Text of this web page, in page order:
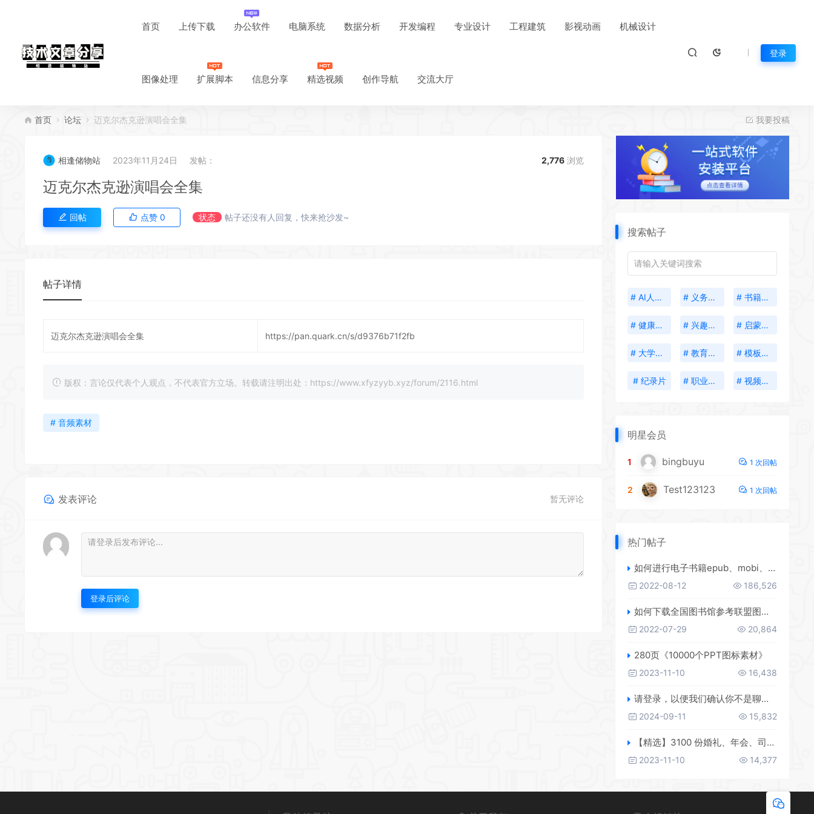
首页 上传下载 办公软件 电脑系统 数据分析 开发编程 专业设计 工程建筑 影视动画 机械设计
图像处理 扩展脚本 信息分享 精选视频 创作导航 交流大厅
登录
首页 论坛 迈克尔杰克逊演唱会全集 我要投稿
相逢储物站 2023年11月24日 发帖： 2,776 浏览
迈克尔杰克逊演唱会全集
回帖 点赞 0 状态 帖子还没有人回复，快来抢沙发~
帖子详情
迈克尔杰克逊演唱会全集 https://pan.quark.cn/s/d9376b71f2fb
版权：言论仅代表个人观点，不代表官方立场。转载请注明出处：https://www.xfyzyyb.xyz/forum/2116.html
# 音频素材
发表评论 暂无评论
登录后评论
搜索帖子
# AI人工智能 # 义务教育 # 书籍分享
# 健康生活 # 兴趣培养 # 启蒙教育
# 大学资料 # 教育考试 # 模板插件
# 纪录片 # 职业发展 # 视频创作
明星会员
1 bingbuyu 1 次回帖
2 Test123123 1 次回帖
热门帖子
如何进行电子书籍epub、mobi、azw3格式互转，附海量电子书籍资源
2022-08-12 186,526
如何下载全国图书馆参考联盟图书？
2022-07-29 20,864
280页《10000个PPT图标素材》
2023-11-10 16,438
请登录，以便我们确认你不是聊天机器人
2024-09-11 15,832
【精选】3100 份婚礼、年会、司仪主持人、台词稿、节日生日、晚会、开场、开场白素材
2023-11-10 14,377